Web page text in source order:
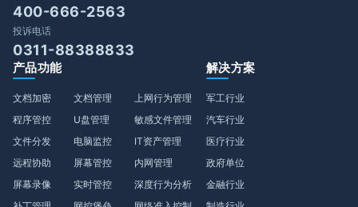
400-666-2563
投诉电话
0311-88388833
产品功能
文档加密
程序管控
文件分发
远程协助
屏幕录像
文档管理
U盘管理
电脑监控
屏幕管控
实时管控
上网行为管理
敏感文件管理
IT资产管理
内网管理
深度行为分析
解决方案
军工行业
汽车行业
医疗行业
政府单位
金融行业